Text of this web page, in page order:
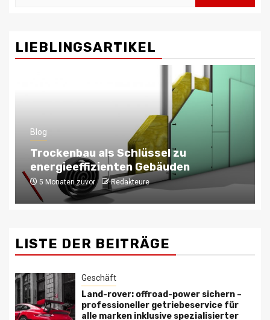
LIEBLINGSARTIKEL
Blog
Trockenbau als Schlüssel zu
energieeffizienten Gebäuden
5 Monaten zuvor Redakteure
LISTE DER BEITRÄGE
Geschäft
Land-rover: offroad-power sichern –
professioneller getriebeservice für
alle marken inklusive spezialisierter